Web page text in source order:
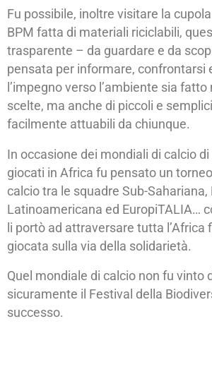
Fu possibile, inoltre visitare la
BPM fatta di materiali riciclabili,
trasparente – da guardare e da
pensata per informare, confrontarsi
l’impegno verso l’ambiente sia
scelte, ma anche di piccoli e
facilmente attuabili da chiunque.
In occasione dei mondiali di calcio di
giocati in Africa fu pensato un
calcio tra le squadre Sub-
Latinoamericana ed EuropiTALIA…
li portò ad attraversare tutta l’Africa
giocata sulla via della solidarietà.
Quel mondiale di calcio non fu vinto
sicuramente il Festival della
successo.